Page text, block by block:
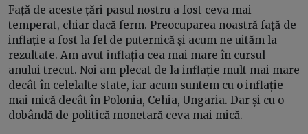
Față de aceste țări pasul nostru a fost ceva mai
temperat, chiar dacă ferm. Preocuparea noastră față de
inflație a fost la fel de puternică și acum ne uităm la
rezultate. Am avut inflația cea mai mare în cursul
anului trecut. Noi am plecat de la inflație mult mai mare
decât în celelalte state, iar acum suntem cu o inflație
mai mică decât în Polonia, Cehia, Ungaria. Dar și cu o
dobândă de politică monetară ceva mai mică.